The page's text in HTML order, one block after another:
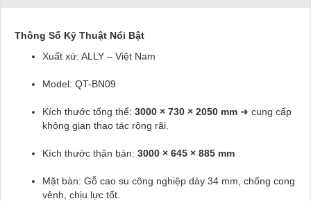
Thông Số Kỹ Thuật Nổi Bật
Xuất xứ: ALLY – Việt Nam
Model: QT-BN09
Kích thước tổng thể: 3000 × 730 × 2050 mm ➜ cung cấp
không gian thao tác rộng rãi.
Kích thước thân bàn: 3000 × 645 × 885 mm
Mặt bàn: Gỗ cao su công nghiệp dày 34 mm, chống cong
vênh, chịu lực tốt.